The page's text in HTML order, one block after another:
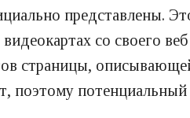
представлены.
со своего
страницы,
поэтому потенциальный